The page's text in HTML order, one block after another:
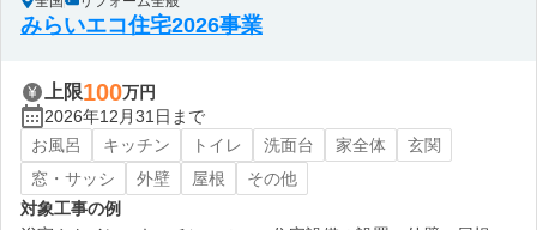
みらいエコ住宅2026事業
上限100万円
2026年12月31日まで
お風呂
キッチン トイレ 洗面台 家全体
玄関
窓・サッシ
外壁 屋根
その他
対象工事の例